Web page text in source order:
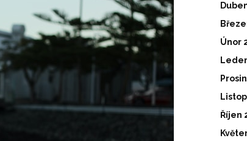
Únor
Říjen